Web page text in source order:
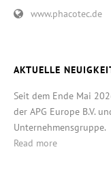
www.phacotec.de
AKTUELLE
Seit dem Ende Mai
der APG Europe B.V.
Unternehmensgruppe.
Read more